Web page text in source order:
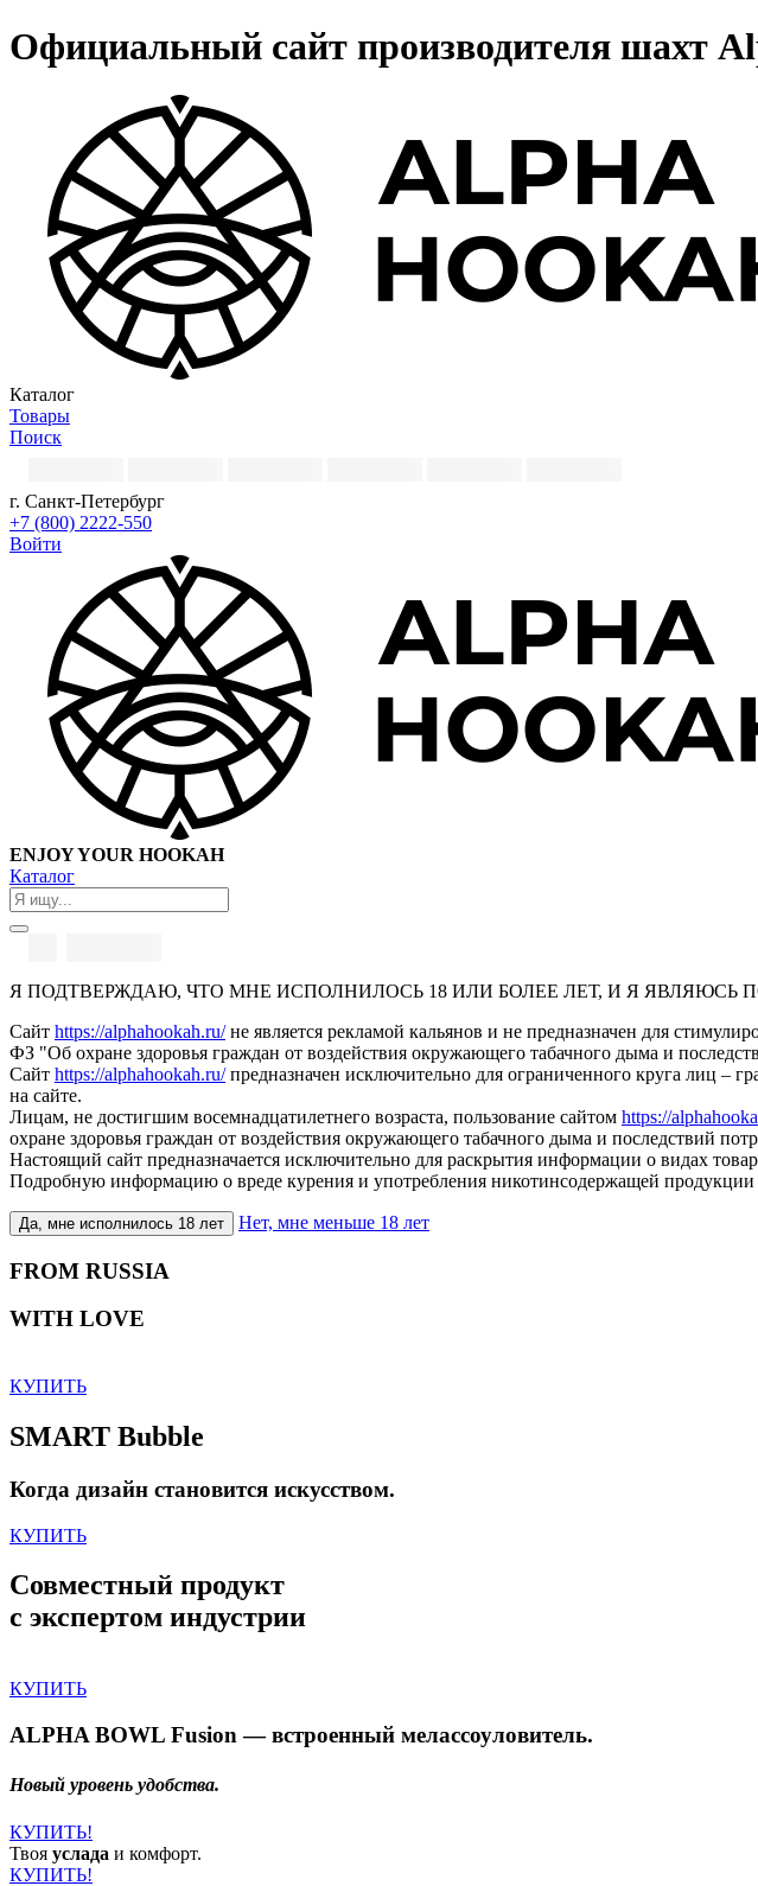
Официальный сайт производителя шахт
Каталог
Товары
Поиск
г. Санкт-Петербург
+7 (800) 2222-550
Войти
ENJOY YOUR HOOKAH
Каталог
Я ПОДТВЕРЖДАЮ, ЧТО МНЕ ИСПОЛНИЛОСЬ 18 ИЛИ БОЛЕЕ ЛЕТ, И Я
Сайт https://alphahookah.ru/не является рекламой кальянов и не предназначен для
ФЗ "Об охране здоровья граждан от воздействия окружающего табачного дыма и
Сайт https://alphahookah.ru/предназначен исключительно для ограниченного круга лиц –
на сайте.
Лицам, не достигшим восемнадцатилетнего возраста, пользование сайтом https://
охране здоровья граждан от воздействия окружающего табачного дыма и последствий
Настоящий сайт предназначается исключительно для раскрытия информации о видах
Подробную информацию о вреде курения и употребления никотинсодержащей продукции
Да, мне исполнилось 18 лет Нет, мне меньше 18 лет
FROM RUSSIA
WITH LOVE
КУПИТЬ
SMART Bubble
Когда дизайн становится искусством.
КУПИТЬ
Совместный продукт
с экспертом индустрии
КУПИТЬ
ALPHA BOWL Fusion — встроенный мелассоуловитель.
Новый уровень удобства.
КУПИТЬ!
Твоя услада и комфорт.
КУПИТЬ!